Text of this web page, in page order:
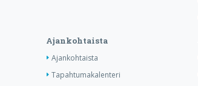
Ajankohtaista
Ajankohtaista
Tapahtumakalenteri